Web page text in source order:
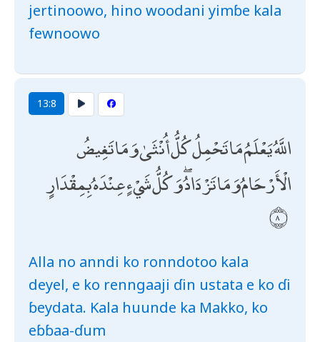
jertinoowo, hino woodani yimɓe kala
fewnoowo
13:8
اللَّهُ يَعْلَمُ مَا تَحْمِلُ كُلُّ أُنْثَىٰ وَمَا تَغِيضُ
الْأَرْحَامُ وَمَا تَزْدَادُ ۖ وَكُلُّ شَيْءٍ عِنْدَهُ بِمِقْدَارٍ
Alla no anndi ko ronndotoo kala
deyel, e ko renngaaji ɗin ustata e ko ɗi
ɓeydata. Kala huunde ka Makko, ko
eɓɓaa-ɗum